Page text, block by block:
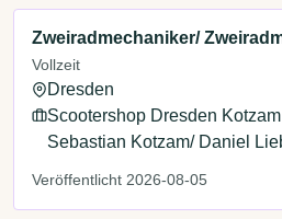
Zweiradmechaniker/
Vollzeit
Dresden
Scootershop Dresden
Sebastian Kotzam/ Daniel
Veröffentlicht 2026-08-05